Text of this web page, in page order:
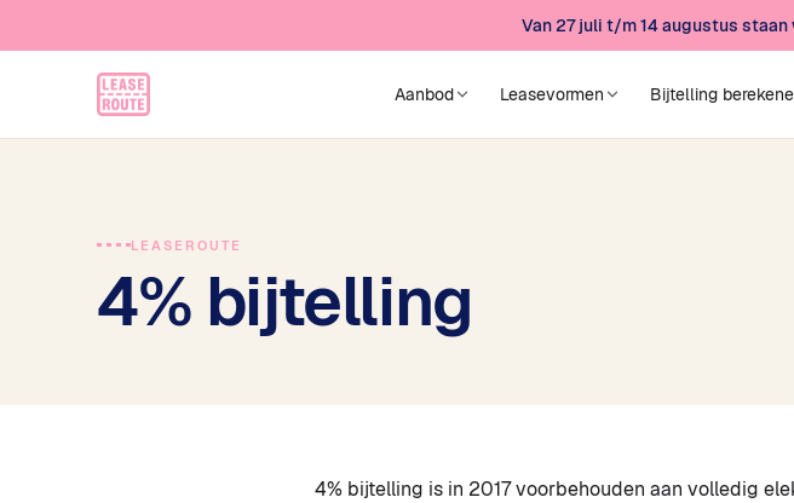
Van 27 juli t/m 14 augustus
Aanbod Leasevormen Bijtelling
LEASEROUTE
4% bijtelling
4% bijtelling is in 2017 voorbehouden aan volledig